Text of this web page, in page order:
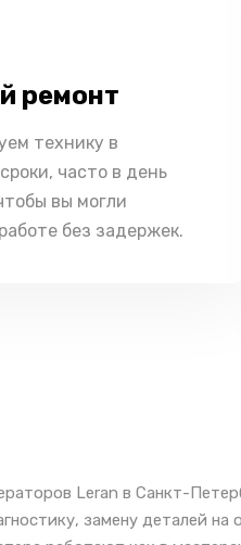
ремонт
технику в
часто в день
вы могли
без задержек.
Leran в Санкт-
замену деталей